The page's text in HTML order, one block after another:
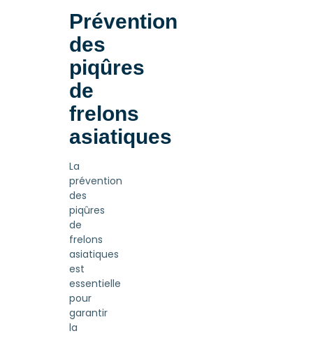
Prévention
des
piqûres
de
frelons
asiatiques
La
prévention
des
piqûres
de
frelons
asiatiques
est
essentielle
pour
garantir
la